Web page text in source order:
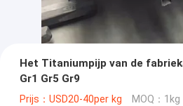
Het Titaniumpijp van de
Gr1 Gr5 Gr9
Prijs：USD20-40per kg MOQ：1kg